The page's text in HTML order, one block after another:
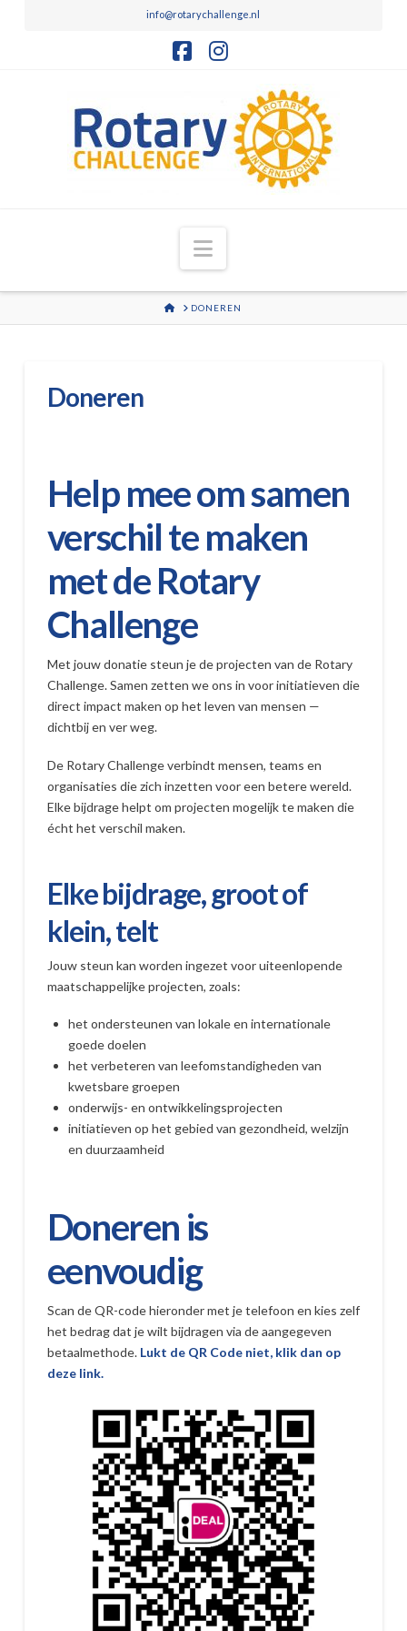
info@rotarychallenge.nl
Navigation
HOMEDONEREN
Doneren
Help mee om samen
verschil te maken
met de Rotary
Challenge
Met jouw donatie steun je de projecten van de Rotary
Challenge. Samen zetten we ons in voor initiatieven die
direct impact maken op het leven van mensen —
dichtbij en ver weg.
De Rotary Challenge verbindt mensen, teams en
organisaties die zich inzetten voor een betere wereld.
Elke bijdrage helpt om projecten mogelijk te maken die
écht het verschil maken.
Elke bijdrage, groot of
klein, telt
Jouw steun kan worden ingezet voor uiteenlopende
maatschappelijke projecten, zoals:
het ondersteunen van lokale en internationale
goede doelen
het verbeteren van leefomstandigheden van
kwetsbare groepen
onderwijs- en ontwikkelingsprojecten
initiatieven op het gebied van gezondheid, welzijn
en duurzaamheid
Doneren is
eenvoudig
Scan de QR-code hieronder met je telefoon en kies zelf
het bedrag dat je wilt bijdragen via de aangegeven
betaalmethode. Lukt de QR Code niet, klik dan op
deze link.